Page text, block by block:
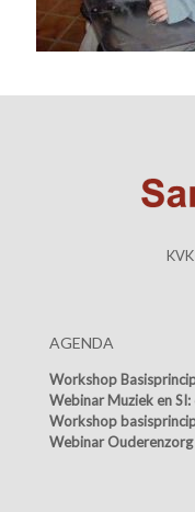
AGENDA
Workshop
Webinar Muziek en SI:
Workshop
Webinar Ouderenzorg